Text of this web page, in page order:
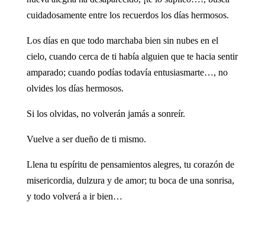
cuidadosamente entre los recuerdos los días hermosos.
Los días en que todo marchaba bien sin nubes en el
cielo, cuando cerca de ti había alguien que te hacia sentir
amparado; cuando podías todavía entusiasmarte…, no
olvides los días hermosos.
Si los olvidas, no volverán jamás a sonreír.
Vuelve a ser dueño de ti mismo.
Llena tu espíritu de pensamientos alegres, tu corazón de
misericordia, dulzura y de amor; tu boca de una sonrisa,
y todo volverá a ir bien…